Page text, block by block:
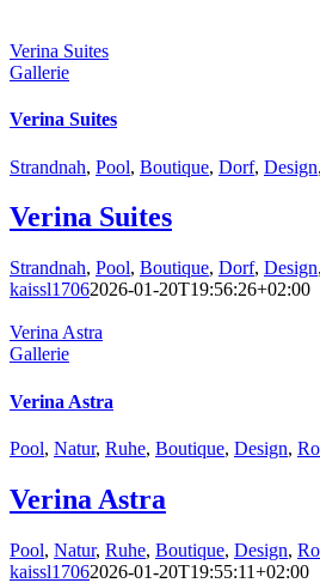
Verina Suites
Gallerie
Verina Suites
Strandnah, Pool, Boutique, Dorf, Design,
Verina Suites
Strandnah, Pool, Boutique, Dorf, Design,
kaissl17062026-01-20T19:56:26+02:00
Verina Astra
Gallerie
Verina Astra
Pool, Natur, Ruhe, Boutique, Design,
Verina Astra
Pool, Natur, Ruhe, Boutique, Design,
kaissl17062026-01-20T19:55:11+02:00